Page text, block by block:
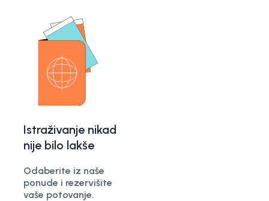
Istraživanje nikad
nije bilo lakše
Odaberite iz naše
ponude i rezervišite
vaše potovanje.